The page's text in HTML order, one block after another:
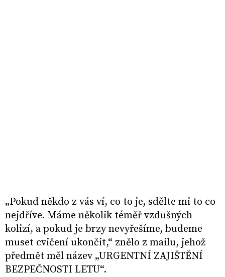
„Pokud někdo z vás ví, co to je, sdělte mi to co
nejdříve. Máme několik téměř vzdušných
kolizí, a pokud je brzy nevyřešíme, budeme
muset cvičení ukončit,“ znělo z mailu, jehož
předmět měl název „URGENTNÍ ZAJIŠTĚNÍ
BEZPEČNOSTI LETU“.